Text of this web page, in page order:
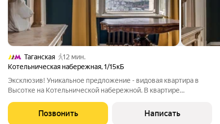
Таганская
12 мин.
Котельническая набережная,1/15кБ
Эксклюзив! Уникальное предложение - видовая квартира в
Высотке на Котельнической набережной. В квартире
Сохранены оригинальные паркет, окна, двери, лепнина, плитка.
В ближайшее время завершится
Позвонить Написать